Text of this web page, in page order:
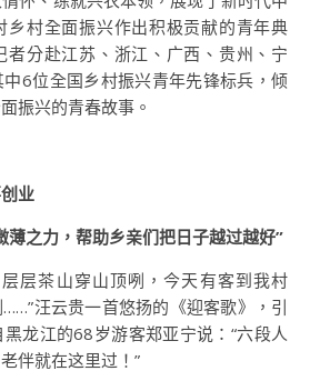
乡村全面振兴作出积极贡献的青年典
者分赴江苏、浙江、广西、贵州、宁
6位全国乡村振兴青年先锋标兵，倾
振兴的青春故事。
业
薄之力，帮助乡亲们把日子越过越好”
层茶山穿山顶咧，今天有客到我村
汪云贵一首悠扬的《迎客歌》，引
龙江的68岁游客郑亚宁说：“六段人
伴就在这里过！”